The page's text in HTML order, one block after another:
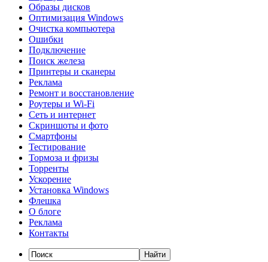
Образы дисков
Оптимизация Windows
Очистка компьютера
Ошибки
Подключение
Поиск железа
Принтеры и сканеры
Реклама
Ремонт и восстановление
Роутеры и Wi-Fi
Сеть и интернет
Скриншоты и фото
Смартфоны
Тестирование
Тормоза и фризы
Торренты
Ускорение
Установка Windows
Флешка
О блоге
Реклама
Контакты